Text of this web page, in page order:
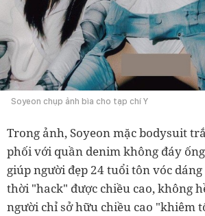
Soyeon chụp ảnh bìa cho tạp chí Y
Trong ảnh, Soyeon mặc bodysuit
phối với quần denim không đáy
giúp người đẹp 24 tuổi tôn vóc dáng
thời "hack" được chiều cao, không
người chỉ sở hữu chiều cao "khiêm